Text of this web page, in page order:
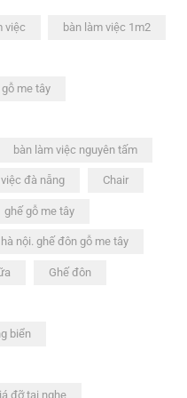
việc bàn làm việc 1m2
me tây
bàn làm việc nguyên tấm
đà nẵng Chair
ghế gỗ me tây
nội. ghế đôn gỗ me tây
Ghế đôn
biển
đỡ tai nghe